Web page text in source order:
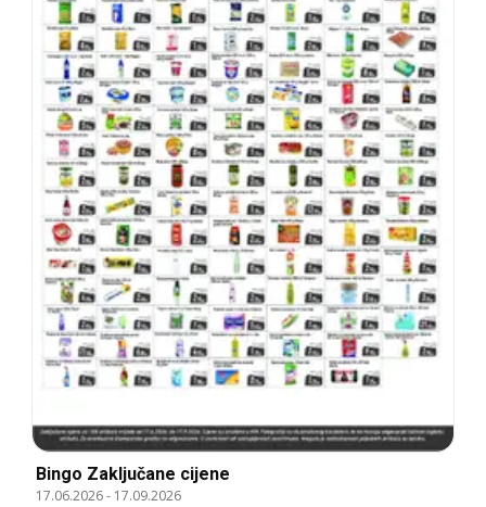
Bingo Zaključane cijene
17.06.2026- 17.09.2026